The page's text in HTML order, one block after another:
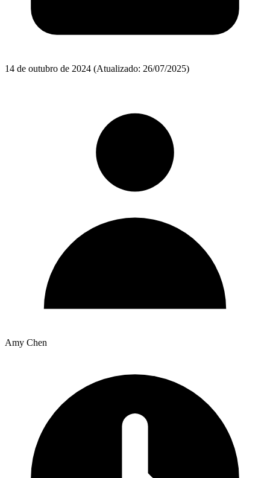
14 de outubro de 2024 (Atualizado: 26/07/2025)
Amy Chen